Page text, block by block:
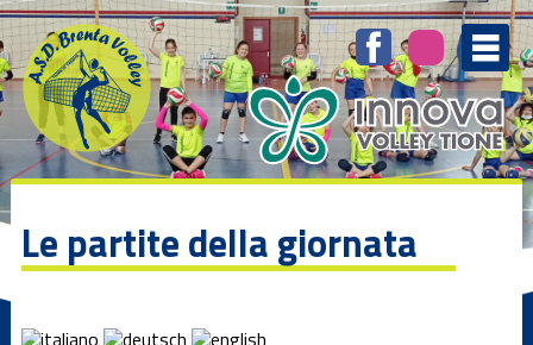
Le partite della giornata